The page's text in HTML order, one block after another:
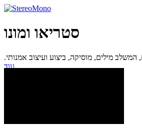
סטריאו ומונו
מילים, מוסיקה, ביצוע ועיצוב אמנותי.
עוד...